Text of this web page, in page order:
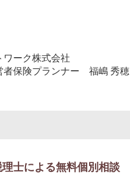
ワーク株式会社
保険プランナー 福嶋 秀穂
理士による無料個別相談